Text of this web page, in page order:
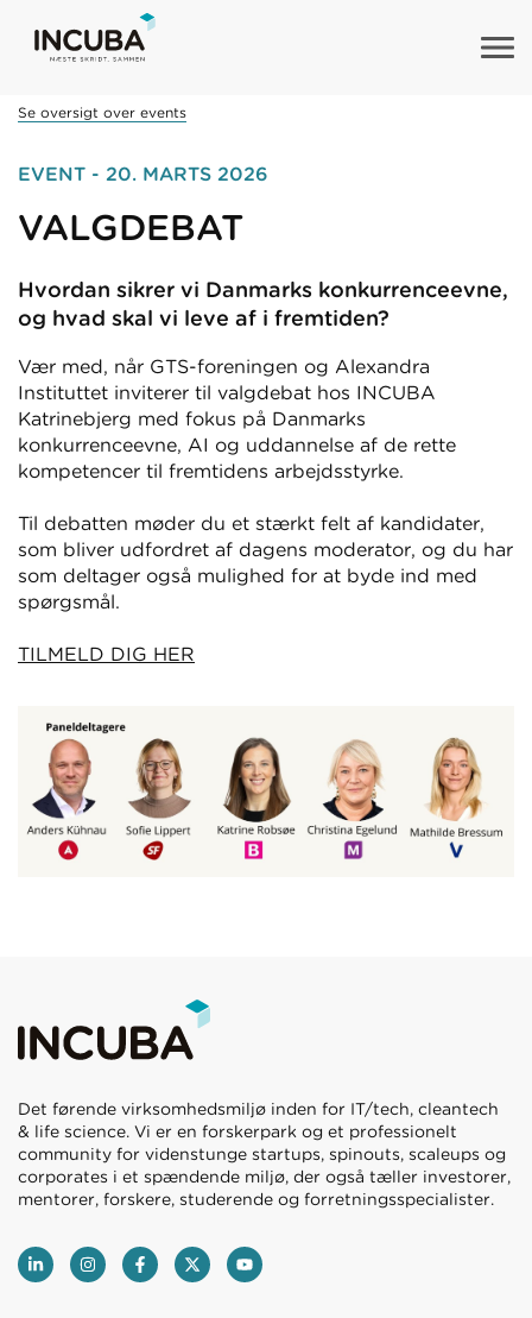
Se oversigt over events
EVENT - 20. MARTS 2026
VALGDEBAT
Hvordan sikrer vi Danmarks konkurrenceevne,
og hvad skal vi leve af i fremtiden?
Vær med, når GTS-foreningen og Alexandra
Instituttet inviterer til valgdebat hos INCUBA
Katrinebjerg med fokus på Danmarks
konkurrenceevne, AI og uddannelse af de rette
kompetencer til fremtidens arbejdsstyrke.
Til debatten møder du et stærkt felt af kandidater,
som bliver udfordret af dagens moderator, og du har
som deltager også mulighed for at byde ind med
spørgsmål.
TILMELD DIG HER
Det førende virksomhedsmiljø inden for IT/tech, cleantech
& life science. Vi er en forskerpark og et professionelt
community for videnstunge startups, spinouts, scaleups og
corporates i et spændende miljø, der også tæller investorer,
mentorer, forskere, studerende og forretningsspecialister.